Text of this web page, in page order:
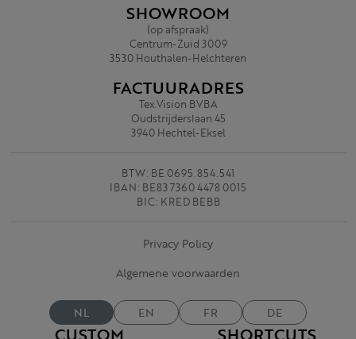
CUSTOM SHORTCUTS
SHOWROOM
(op afspraak)
Centrum-Zuid 3009
3530 Houthalen-Helchteren
FACTUURADRES
Tex.Vision BVBA
Oudstrijderslaan 45
3940 Hechtel-Eksel
BTW: BE 0695.854.541
IBAN: BE83 7360 4478 0015
BIC: KRED BEBB
Privacy Policy
Algemene voorwaarden
NL EN FR DE